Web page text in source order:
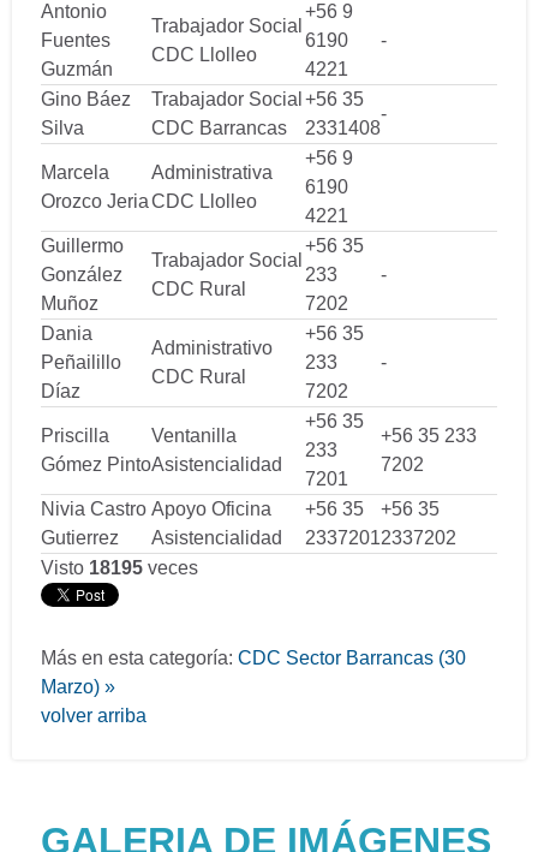
Antonio
Fuentes
Guzmán
Trabajador Social
CDC Llolleo
+56 9
6190
4221
-
Gino Báez
Silva
Trabajador Social
CDC Barrancas
+56 35
2331408
-
Marcela
Orozco Jeria
Administrativa
CDC Llolleo
+56 9
6190
4221
Guillermo
González
Muñoz
Trabajador Social
CDC Rural
+56 35
233
7202
-
Dania
Peñailillo
Díaz
Administrativo
CDC Rural
+56 35
233
7202
-
Priscilla
Gómez Pinto
Ventanilla
Asistencialidad
+56 35
233
7201
+56 35 233
7202
Nivia Castro
Gutierrez
Apoyo Oficina
Asistencialidad
+56 35
2337201
+56 35
2337202
Visto 18195 veces
Más en esta categoría: CDC Sector Barrancas (30
Marzo) »
volver arriba
GALERIA DE IMÁGENES